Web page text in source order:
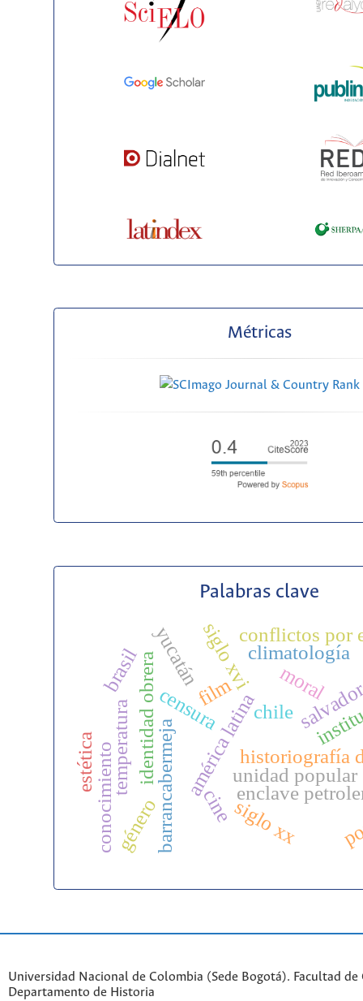
Métricas
Palabras clave
historiografía
américa latina
censura
cine
film
chile
unidad popular
barrancabermeja enclave
identidad obrera moral
siglo xviconflictos por
siglo xx
climatología
temperatura
yucatán
brasil
conocimiento
estética
género
Universidad Nacional de Colombia (Sede Bogotá). Facultad de
Departamento de Historia